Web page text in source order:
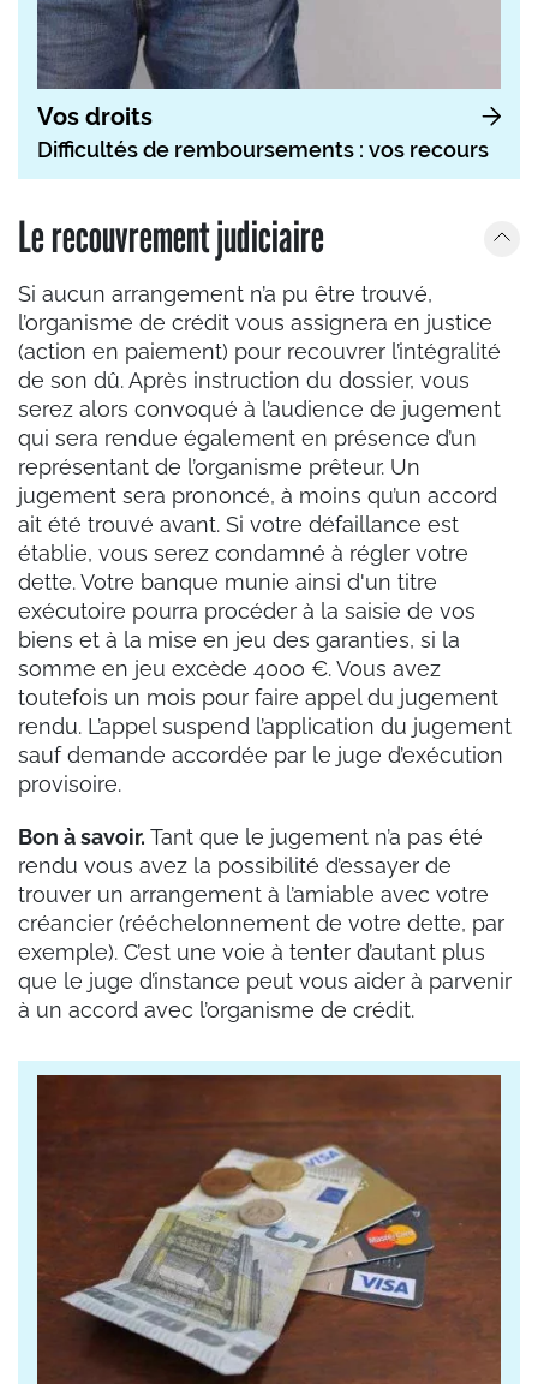
Vos droits
Difficultés de remboursements : vos recours
Le recouvrement judiciaire
Si aucun arrangement n’a pu être trouvé,
l’organisme de crédit vous assignera en justice
(action en paiement) pour recouvrer l’intégralité
de son dû. Après instruction du dossier, vous
serez alors convoqué à l’audience de jugement
qui sera rendue également en présence d’un
représentant de l’organisme prêteur. Un
jugement sera prononcé, à moins qu’un accord
ait été trouvé avant. Si votre défaillance est
établie, vous serez condamné à régler votre
dette. Votre banque munie ainsi d'un titre
exécutoire pourra procéder à la saisie de vos
biens et à la mise en jeu des garanties, si la
somme en jeu excède 4000 €. Vous avez
toutefois un mois pour faire appel du jugement
rendu. L’appel suspend l’application du jugement
sauf demande accordée par le juge d’exécution
provisoire.
Bon à savoir. Tant que le jugement n’a pas été
rendu vous avez la possibilité d’essayer de
trouver un arrangement à l’amiable avec votre
créancier (rééchelonnement de votre dette, par
exemple). C’est une voie à tenter d’autant plus
que le juge d’instance peut vous aider à parvenir
à un accord avec l’organisme de crédit.